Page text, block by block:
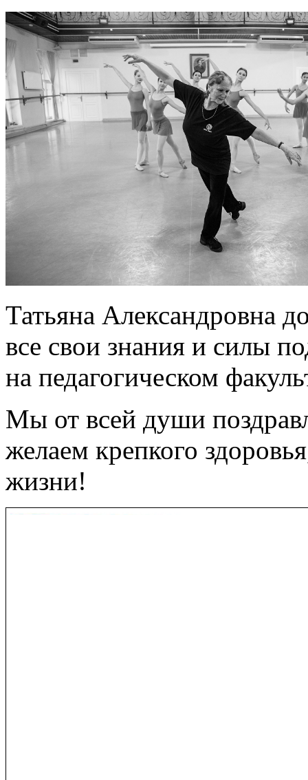
Татьяна Александровна
все свои знания и силы
на педагогическом
Мы от всей души
желаем крепкого
жизни!